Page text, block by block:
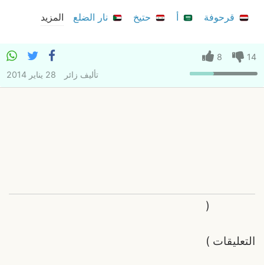
قرحوفة
أ حتيخ نار الضلع المزيد
14
8
تأليف زائر 28 يناير 2014
التعليقات
(
)